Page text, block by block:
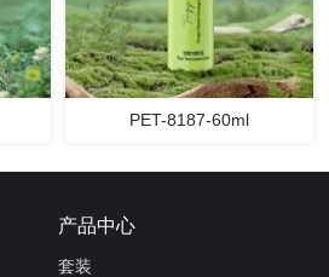
PET-8187-60ml
产品中心
套装